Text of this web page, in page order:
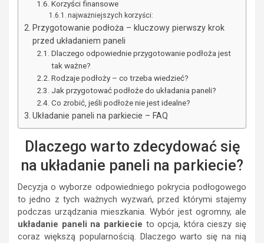
Korzyści finansowe
najważniejszych korzyści:
Przygotowanie podłoża – kluczowy pierwszy krok
przed układaniem paneli
Dlaczego odpowiednie przygotowanie podłoża jest
tak ważne?
Rodzaje podłoży – co trzeba wiedzieć?
Jak przygotować podłoże do układania paneli?
Co zrobić, jeśli podłoże nie jest idealne?
Układanie paneli na parkiecie – FAQ
Dlaczego warto zdecydować się
na układanie paneli na parkiecie?
Decyzja o wyborze odpowiedniego pokrycia podłogowego
to jedno z tych ważnych wyzwań, przed którymi stajemy
podczas urządzania mieszkania. Wybór jest ogromny, ale
układanie paneli na parkiecie to opcja, która cieszy się
coraz większą popularnością. Dlaczego warto się na nią